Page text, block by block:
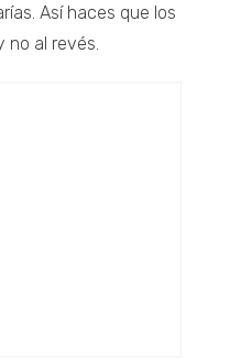
Así haces que los
al revés.